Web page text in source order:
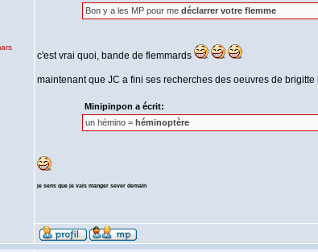
Bon y a les MP pour me déclarrer votre flemme
c'est vrai quoi, bande de flemmards
maintenant que JC a fini ses recherches des oeuvres de
Minipinpon a écrit:
un hémino =héminoptère
je sens que je vais manger sever demain